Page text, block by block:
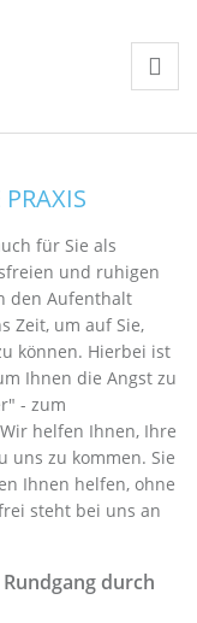
für Sie als
und ruhigen
den Aufenthalt
Zeit, um auf Sie,
können. Hierbei ist
Ihnen die Angst zu
- zum
helfen Ihnen, Ihre
uns zu kommen. Sie
Ihnen helfen, ohne
steht bei uns an
durch